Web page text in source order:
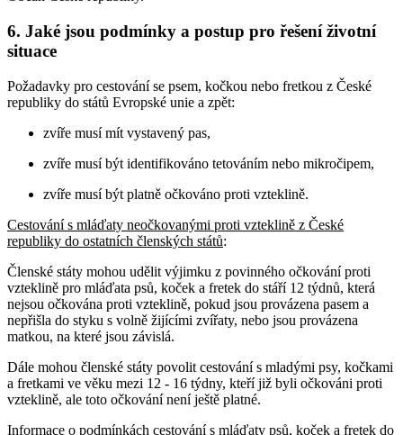
6. Jaké jsou podmínky a postup pro řešení životní
situace
Požadavky pro cestování se psem, kočkou nebo fretkou z České
republiky do států Evropské unie a zpět:
zvíře musí mít vystavený pas,
zvíře musí být identifikováno tetováním nebo mikročipem,
zvíře musí být platně očkováno proti vzteklině.
Cestování s mláďaty neočkovanými proti vzteklině z České
republiky do ostatních členských států:
Členské státy mohou udělit výjimku z povinného očkování proti
vzteklině pro mláďata psů, koček a fretek do stáří 12 týdnů, která
nejsou očkována proti vzteklině, pokud jsou provázena pasem a
nepřišla do styku s volně žijícími zvířaty, nebo jsou provázena
matkou, na které jsou závislá.
Dále mohou členské státy povolit cestování s mladými psy, kočkami
a fretkami ve věku mezi 12 - 16 týdny, kteří již byli očkováni proti
vzteklině, ale toto očkování není ještě platné.
Informace o podmínkách cestování s mláďaty psů, koček a fretek do